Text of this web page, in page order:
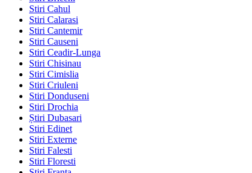
Stiri Cahul
Stiri Calarasi
Stiri Cantemir
Stiri Causeni
Stiri Ceadir-Lunga
Stiri Chisinau
Stiri Cimislia
Stiri Criuleni
Stiri Donduseni
Stiri Drochia
Știri Dubasari
Stiri Edinet
Stiri Externe
Stiri Falesti
Stiri Floresti